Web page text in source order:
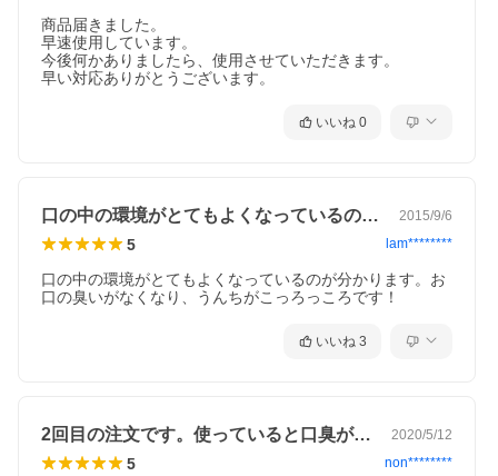
商品届きました。
早速使用しています。
今後何かありましたら、使用させていただきます。
早い対応ありがとうございます。
いいね 0
口の中の環境がとてもよくなっているのが… 2015/9/6
5 lam********
口の中の環境がとてもよくなっているのが分かります。お
口の臭いがなくなり、うんちがこっろっころです！
いいね 3
2回目の注文です。使っていると口臭が気… 2020/5/12
5 non********